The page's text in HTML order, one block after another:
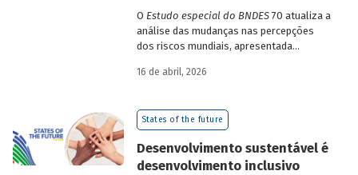
O Estudo especial do BNDES70 atualiza a
análise das mudanças nas percepções
dos riscos mundiais, apresentada
dos relatórios Global Risks Report (GRR)
pesquisas de avaliação dos riscos
mundiais para o ano em curso e para dois
16 de abril, 2026
States of the future
Desenvolvimento sustentável é
desenvolvimento inclusivo